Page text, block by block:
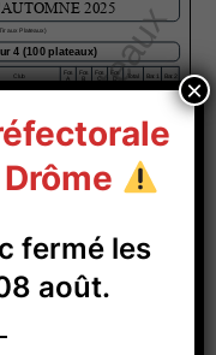
fermé les
août.
×